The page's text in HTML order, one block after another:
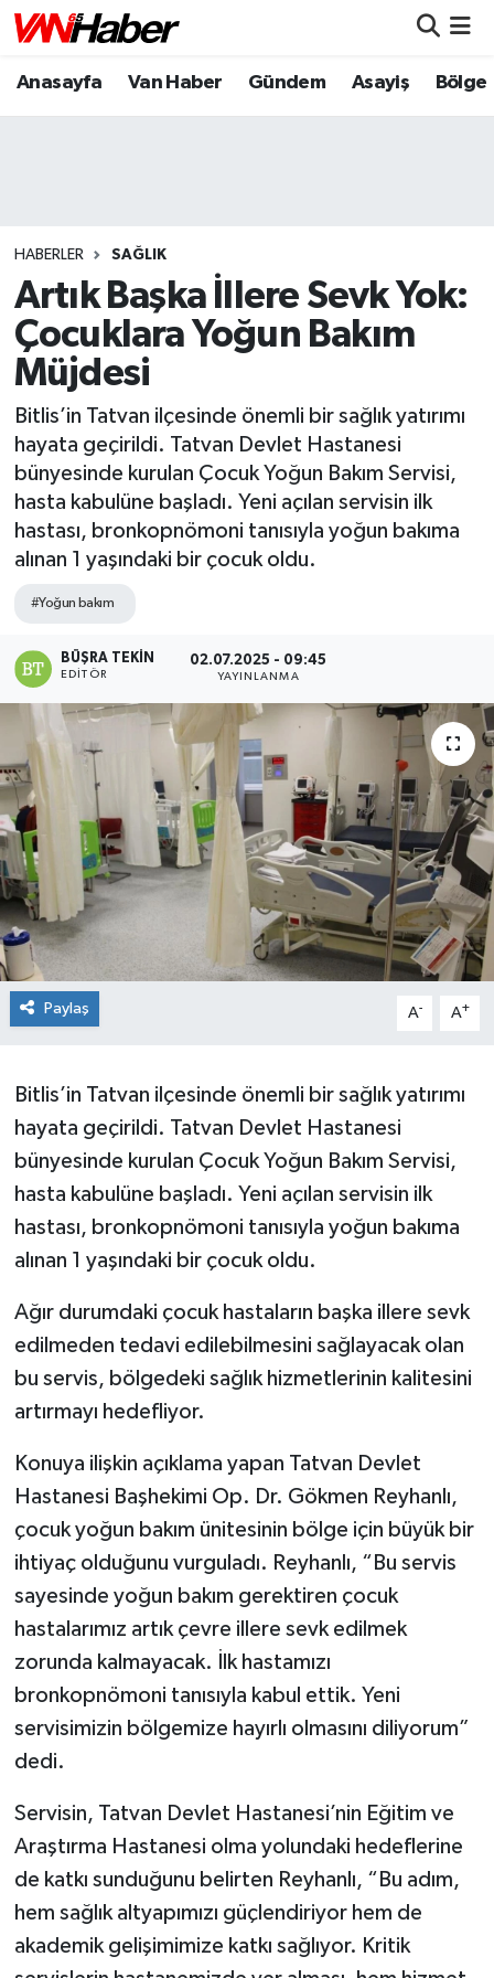
Anasayfa Van Haber Gündem Asayiş Bölge
HABERLER SAĞLIK
Artık Başka İllere Sevk Yok:
Çocuklara Yoğun Bakım
Müjdesi
Bitlis’in Tatvan ilçesinde önemli bir sağlık yatırımı
hayata geçirildi. Tatvan Devlet Hastanesi
bünyesinde kurulan Çocuk Yoğun Bakım Servisi,
hasta kabulüne başladı. Yeni açılan servisin ilk
hastası, bronkopnömoni tanısıyla yoğun bakıma
alınan 1 yaşındaki bir çocuk oldu.
#Yoğun bakım
BÜŞRA TEKIN
EDITÖR
02.07.2025 - 09:45
YAYINLANMA
Paylaş A- A+
Bitlis’in Tatvan ilçesinde önemli bir sağlık yatırımı
hayata geçirildi. Tatvan Devlet Hastanesi
bünyesinde kurulan Çocuk Yoğun Bakım Servisi,
hasta kabulüne başladı. Yeni açılan servisin ilk
hastası, bronkopnömoni tanısıyla yoğun bakıma
alınan 1 yaşındaki bir çocuk oldu.
Ağır durumdaki çocuk hastaların başka illere sevk
edilmeden tedavi edilebilmesini sağlayacak olan
bu servis, bölgedeki sağlık hizmetlerinin kalitesini
artırmayı hedefliyor.
Konuya ilişkin açıklama yapan Tatvan Devlet
Hastanesi Başhekimi Op. Dr. Gökmen Reyhanlı,
çocuk yoğun bakım ünitesinin bölge için büyük bir
ihtiyaç olduğunu vurguladı. Reyhanlı, “Bu servis
sayesinde yoğun bakım gerektiren çocuk
hastalarımız artık çevre illere sevk edilmek
zorunda kalmayacak. İlk hastamızı
bronkopnömoni tanısıyla kabul ettik. Yeni
servisimizin bölgemize hayırlı olmasını diliyorum”
dedi.
Servisin, Tatvan Devlet Hastanesi’nin Eğitim ve
Araştırma Hastanesi olma yolundaki hedeflerine
de katkı sunduğunu belirten Reyhanlı, “Bu adım,
hem sağlık altyapımızı güçlendiriyor hem de
akademik gelişimimize katkı sağlıyor. Kritik
Nöbetçi Eczaneler
Puan Durumu ve Fikstür
Tüm Manşetler
Son Dakika Haberleri
Haber Arşivi